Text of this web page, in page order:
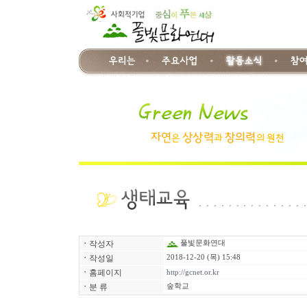
ㆍ 작성자 풀빛문화연대
ㆍ 작성일 2018-12-20 (목) 15:48
ㆍ 홈페이지 http://gcnet.or.kr
ㆍ 분 류 숲학교